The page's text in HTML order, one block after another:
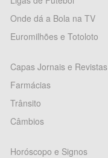
Onde dá a Bola na TV
Euromilhões e Totoloto
Capas Jornais e Revistas
Farmácias
Trânsito
Câmbios
Horóscopo e Signos